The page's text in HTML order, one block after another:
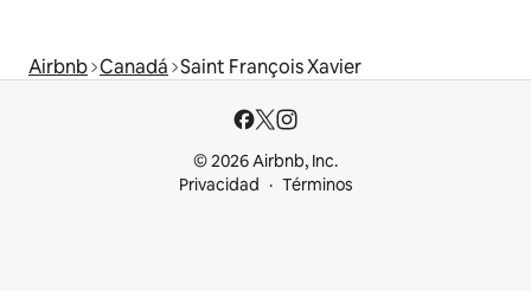
Airbnb Canadá Saint François Xavier
© 2026 Airbnb, Inc.
Privacidad
Términos